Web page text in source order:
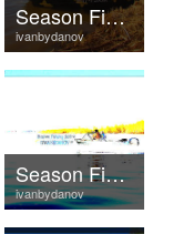
ivanbydanov
Season Fishing 2018 ©
ivanbydanov
Season Fishing 2019 ©